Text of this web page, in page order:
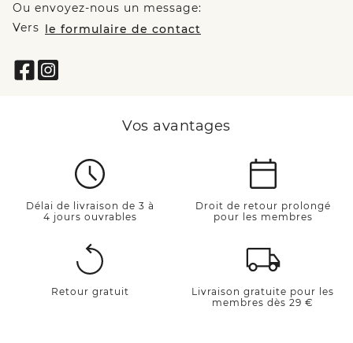
Ou envoyez-nous un message:
Vers le formulaire de contact
Vos avantages
Délai de livraison de 3 à
4 jours ouvrables
Droit de retour prolongé
pour les membres
Retour gratuit
Livraison gratuite pour les
membres dès 29 €